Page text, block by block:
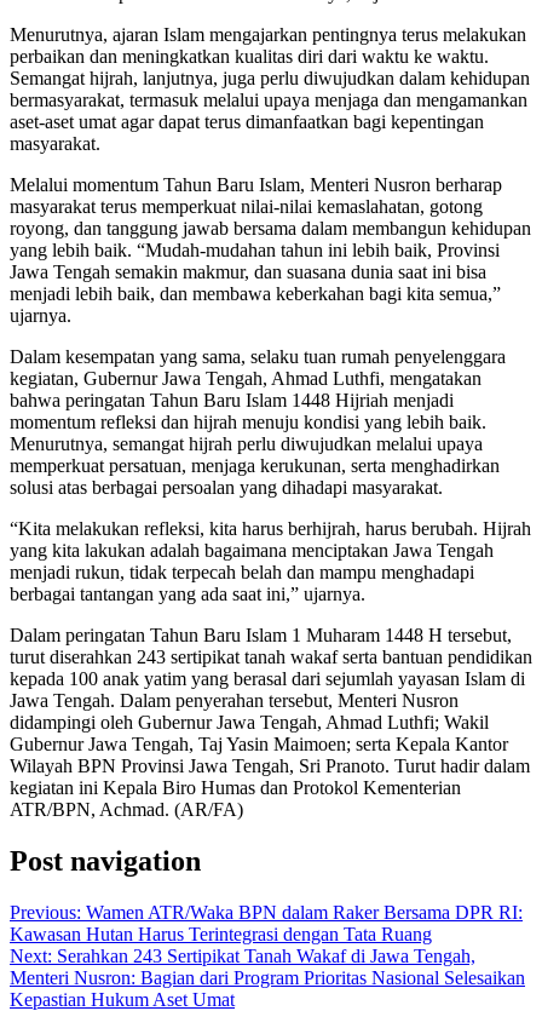
Menurutnya, ajaran Islam mengajarkan pentingnya terus melakukan
perbaikan dan meningkatkan kualitas diri dari waktu ke waktu.
Semangat hijrah, lanjutnya, juga perlu diwujudkan dalam kehidupan
bermasyarakat, termasuk melalui upaya menjaga dan mengamankan
aset-aset umat agar dapat terus dimanfaatkan bagi kepentingan
masyarakat.
Melalui momentum Tahun Baru Islam, Menteri Nusron berharap
masyarakat terus memperkuat nilai-nilai kemaslahatan, gotong
royong, dan tanggung jawab bersama dalam membangun kehidupan
yang lebih baik. “Mudah-mudahan tahun ini lebih baik, Provinsi
Jawa Tengah semakin makmur, dan suasana dunia saat ini bisa
menjadi lebih baik, dan membawa keberkahan bagi kita semua,”
ujarnya.
Dalam kesempatan yang sama, selaku tuan rumah penyelenggara
kegiatan, Gubernur Jawa Tengah, Ahmad Luthfi, mengatakan
bahwa peringatan Tahun Baru Islam 1448 Hijriah menjadi
momentum refleksi dan hijrah menuju kondisi yang lebih baik.
Menurutnya, semangat hijrah perlu diwujudkan melalui upaya
memperkuat persatuan, menjaga kerukunan, serta menghadirkan
solusi atas berbagai persoalan yang dihadapi masyarakat.
“Kita melakukan refleksi, kita harus berhijrah, harus berubah. Hijrah
yang kita lakukan adalah bagaimana menciptakan Jawa Tengah
menjadi rukun, tidak terpecah belah dan mampu menghadapi
berbagai tantangan yang ada saat ini,” ujarnya.
Dalam peringatan Tahun Baru Islam 1 Muharam 1448 H tersebut,
turut diserahkan 243 sertipikat tanah wakaf serta bantuan pendidikan
kepada 100 anak yatim yang berasal dari sejumlah yayasan Islam di
Jawa Tengah. Dalam penyerahan tersebut, Menteri Nusron
didampingi oleh Gubernur Jawa Tengah, Ahmad Luthfi; Wakil
Gubernur Jawa Tengah, Taj Yasin Maimoen; serta Kepala Kantor
Wilayah BPN Provinsi Jawa Tengah, Sri Pranoto. Turut hadir dalam
kegiatan ini Kepala Biro Humas dan Protokol Kementerian
ATR/BPN, Achmad. (AR/FA)
Post navigation
Previous: Wamen ATR/Waka BPN dalam Raker Bersama DPR RI:
Kawasan Hutan Harus Terintegrasi dengan Tata Ruang
Next: Serahkan 243 Sertipikat Tanah Wakaf di Jawa Tengah,
Menteri Nusron: Bagian dari Program Prioritas Nasional Selesaikan
Kepastian Hukum Aset Umat